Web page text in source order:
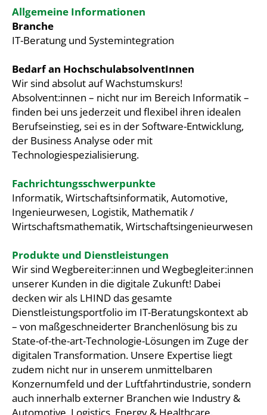
Allgemeine Informationen
Branche
IT-Beratung und Systemintegration
Bedarf an HochschulabsolventInnen
Wir sind absolut auf Wachstumskurs!
Absolvent:innen – nicht nur im Bereich Informatik –
finden bei uns jederzeit und flexibel ihren idealen
Berufseinstieg, sei es in der Software-Entwicklung,
der Business Analyse oder mit
Technologiespezialisierung.
Fachrichtungsschwerpunkte
Informatik, Wirtschaftsinformatik, Automotive,
Ingenieurwesen, Logistik, Mathematik /
Wirtschaftsmathematik, Wirtschaftsingenieurwesen
Produkte und Dienstleistungen
Wir sind Wegbereiter:innen und Wegbegleiter:innen
unserer Kunden in die digitale Zukunft! Dabei
decken wir als LHIND das gesamte
Dienstleistungsportfolio im IT-Beratungskontext ab
– von maßgeschneiderter Branchenlösung bis zu
State-of-the-art-Technologie-Lösungen im Zuge der
digitalen Transformation. Unsere Expertise liegt
zudem nicht nur in unserem unmittelbaren
Konzernumfeld und der Luftfahrtindustrie, sondern
auch innerhalb externer Branchen wie Industry &